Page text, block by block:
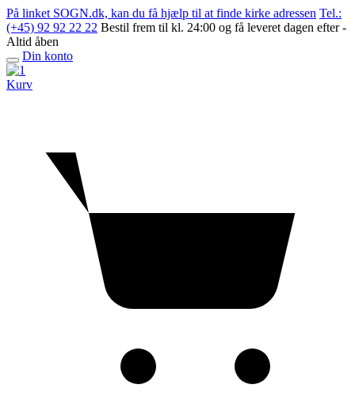
Skip
to
content
På linket SOGN.dk, kan du få hjælp til at finde kirke adressen Tel.:
(+45) 92 92 22 22 Bestil frem til kl. 24:00 og få leveret dagen efter -
Altid åben
Open
menu
Din konto
Kurv